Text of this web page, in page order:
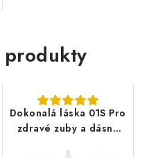
produkty
Dokonalá láska 01S Pro
zdravé zuby a dásně